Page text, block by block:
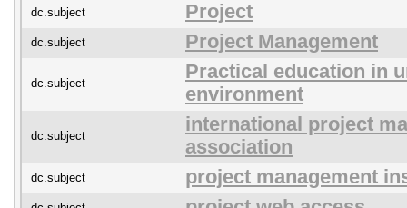
dc.subject Project
dc.subject Project Management
dc.subject
Practical education in
environment
dc.subject
international project
association
dc.subject project management